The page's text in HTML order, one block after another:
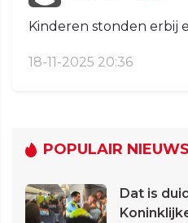
Kinderen stonden erbij
18-11-2025 20:36
POPULAIR NIEUWS
Dat is